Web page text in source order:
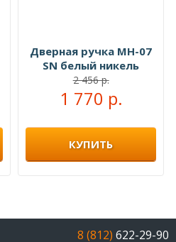
Дверная ручка MH-07
SN белый никель
2 456 р.
1 770 р.
КУПИТЬ
8 (812) 622-29-90